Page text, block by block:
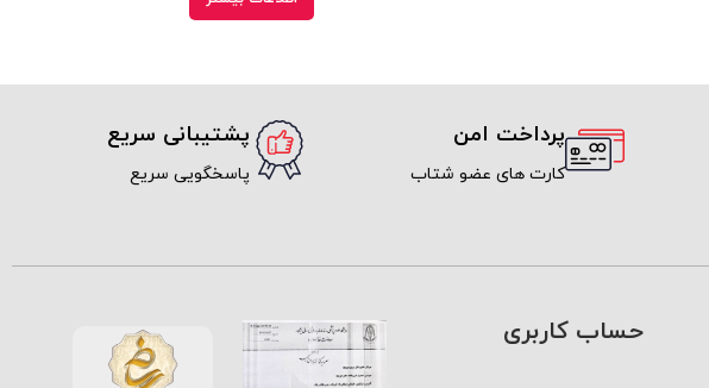
پرداخت امن
کارت های عضو شتاب
پشتیبانی سریع
پاسخگویی سریع
حساب کاربری